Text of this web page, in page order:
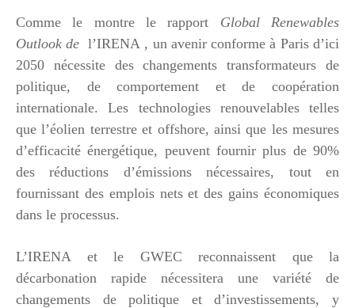
Comme le montre le rapport Global Renewables
Outlook de l’IRENA , un avenir conforme à Paris d’ici
2050 nécessite des changements transformateurs de
politique, de comportement et de coopération
internationale. Les technologies renouvelables telles
que l’éolien terrestre et offshore, ainsi que les mesures
d’efficacité énergétique, peuvent fournir plus de 90%
des réductions d’émissions nécessaires, tout en
fournissant des emplois nets et des gains économiques
dans le processus.
L’IRENA et le GWEC reconnaissent que la
décarbonation rapide nécessitera une variété de
changements de politique et d’investissements, y